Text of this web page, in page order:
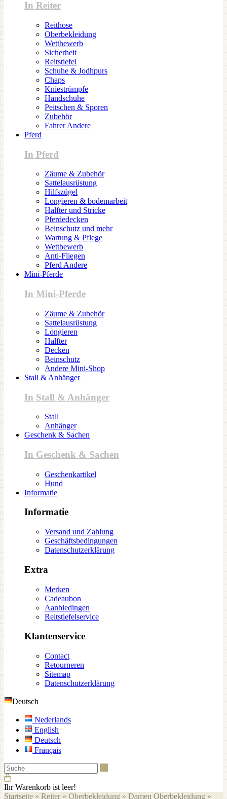
In Reiter
Reithose
Oberbekleidung
Wettbewerb
Sicherheit
Reitstiefel
Schuhe & Jodhpurs
Chaps
Kniestrümpfe
Handschuhe
Peitschen & Sporen
Zubehör
Fahrer Andere
Pferd
In Pferd
Zäume & Zubehör
Sattelausrüstung
Hilfszügel
Longieren & bodemarbeit
Halfter und Stricke
Pferdedecken
Beinschutz und mehr
Wartung & Pflege
Wettbewerb
Anti-Fliegen
Pferd Andere
Mini-Pferde
In Mini-Pferde
Zäume & Zubehör
Sattelausrüstung
Longieren
Halfter
Decken
Beinschutz
Andere Mini-Shop
Stall & Anhänger
In Stall & Anhänger
Stall
Anhänger
Geschenk & Sachen
In Geschenk & Sachen
Geschenkartikel
Hund
Informatie
Informatie
Versand und Zahlung
Geschäftsbedingungen
Datenschutzerklärung
Extra
Merken
Cadeaubon
Aanbiedingen
Reitstiefelservice
Klantenservice
Contact
Retourneren
Sitemap
Datenschutzerklärung
Deutsch
Nederlands
English
Deutsch
Français
Ihr Warenkorb ist leer!
Startseite » Reiter » Oberbekleidung » Damen Oberbekleidung »